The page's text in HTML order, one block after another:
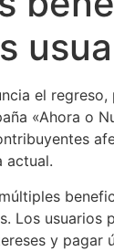
el
«Ahora o
actual.
Los usuarios
y pagar